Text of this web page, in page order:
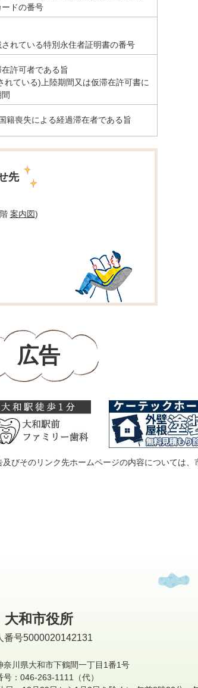
ドの番号
れている特別永住者証明書の番号
許可者である旨
れている)上陸期間又は仮滞在許可書に
籍喪失による経過滞在者である旨
先
案内図)
広告
びそのリンク先ホームページの内容については、
大和市役所
番号5000020142131
奈川県大和市下鶴間一丁目1番1号
号：046-263-1111（代）